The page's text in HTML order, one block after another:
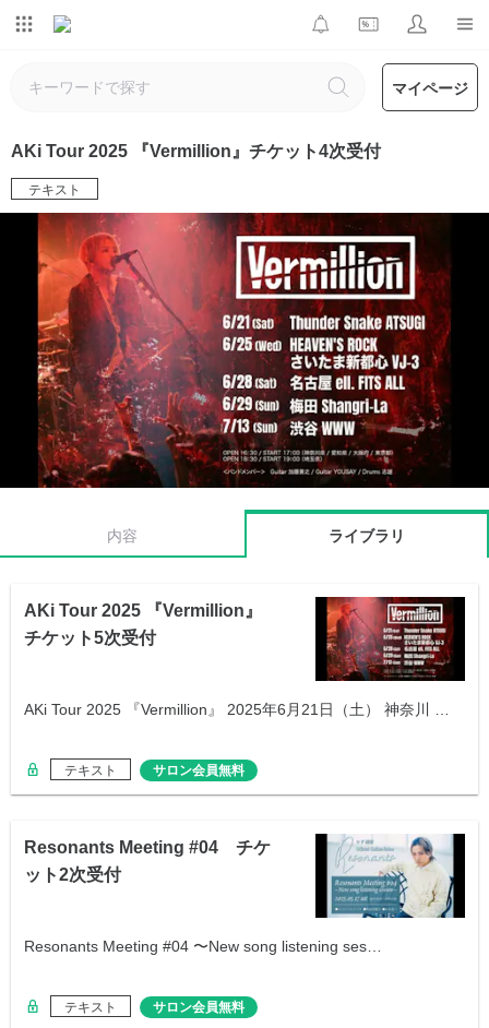
マイページ
AKi Tour 2025 『Vermillion』チケット4次受付
テキスト
内容 ライブラリ
AKi Tour 2025 『Vermillion』
チケット5次受付
AKi Tour 2025 『Vermillion』 2025年6月21日（土） 神奈川 …
テキスト サロン会員無料
Resonants Meeting #04 チケ
ット2次受付
Resonants Meeting #04 〜New song listening ses…
テキスト サロン会員無料